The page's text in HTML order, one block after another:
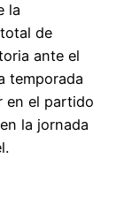
la
de
ante el
temporada
en el partido
la jornada